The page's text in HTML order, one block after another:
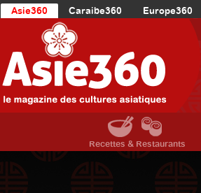
Asie360 Caraibe360 Europe360
Recettes & Restaurants